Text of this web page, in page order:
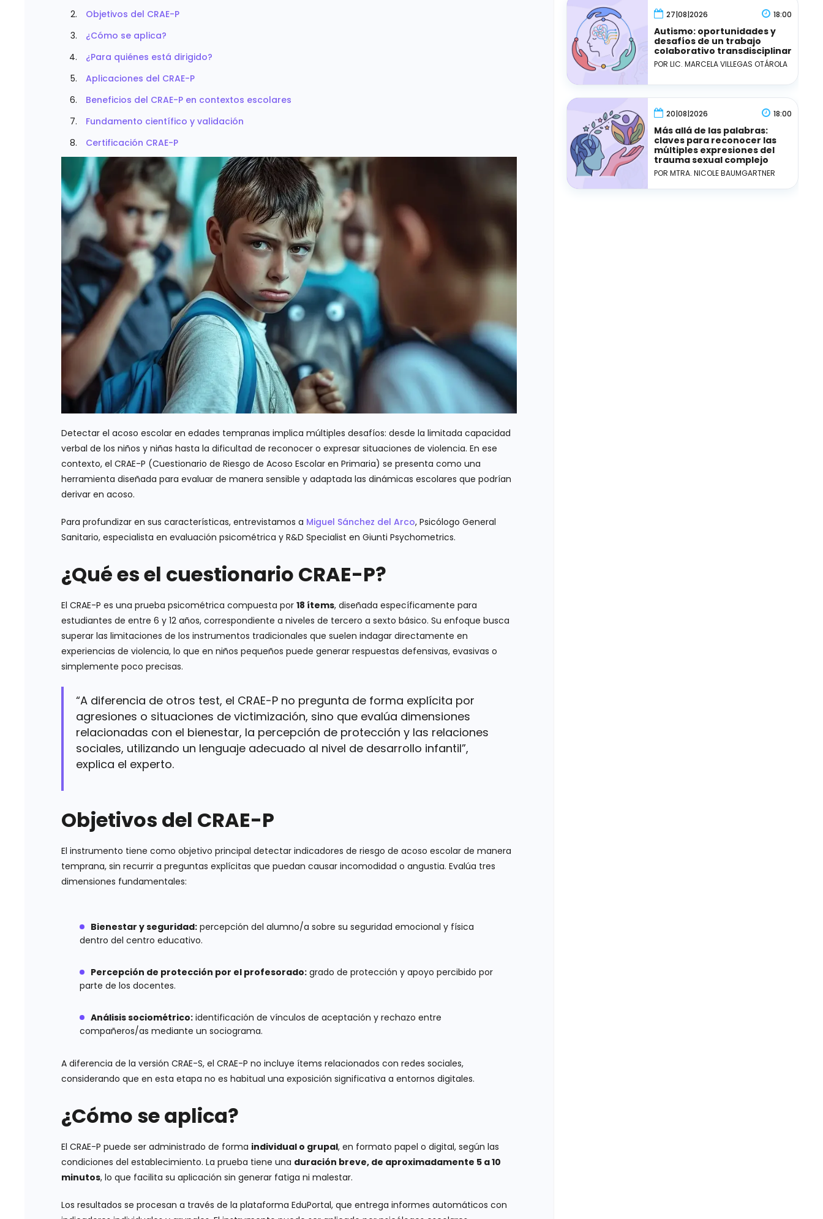
Objetivos del CRAE-P
¿Cómo se aplica?
¿Para quiénes está dirigido?
Aplicaciones del CRAE-P
Beneficios del CRAE-P en contextos escolares
Fundamento científico y validación
Certificación CRAE-P
Detectar el acoso escolar en edades tempranas implica múltiples desafíos: desde la limitada capacidad
verbal de los niños y niñas hasta la dificultad de reconocer o expresar situaciones de violencia. En ese
contexto, el CRAE-P (Cuestionario de Riesgo de Acoso Escolar en Primaria) se presenta como una
herramienta diseñada para evaluar de manera sensible y adaptada las dinámicas escolares que podrían
derivar en acoso.
Para profundizar en sus características, entrevistamos a Miguel Sánchez del Arco, Psicólogo General
Sanitario, especialista en evaluación psicométrica y R&D Specialist en Giunti Psychometrics.
¿Qué es el cuestionario CRAE-P?
El CRAE-P es una prueba psicométrica compuesta por 18 ítems, diseñada específicamente para
estudiantes de entre 6 y 12 años, correspondiente a niveles de tercero a sexto básico. Su enfoque busca
superar las limitaciones de los instrumentos tradicionales que suelen indagar directamente en
experiencias de violencia, lo que en niños pequeños puede generar respuestas defensivas, evasivas o
simplemente poco precisas.
“A diferencia de otros test, el CRAE-P no pregunta de forma explícita por
agresiones o situaciones de victimización, sino que evalúa dimensiones
relacionadas con el bienestar, la percepción de protección y las relaciones
sociales, utilizando un lenguaje adecuado al nivel de desarrollo infantil”,
explica el experto.
Objetivos del CRAE-P
El instrumento tiene como objetivo principal detectar indicadores de riesgo de acoso escolar de manera
temprana, sin recurrir a preguntas explícitas que puedan causar incomodidad o angustia. Evalúa tres
dimensiones fundamentales:
Bienestar y seguridad: percepción del alumno/a sobre su seguridad emocional y física
dentro del centro educativo.
Percepción de protección por el profesorado: grado de protección y apoyo percibido por
parte de los docentes.
Análisis sociométrico: identificación de vínculos de aceptación y rechazo entre
compañeros/as mediante un sociograma.
A diferencia de la versión CRAE-S, el CRAE-P no incluye ítems relacionados con redes sociales,
considerando que en esta etapa no es habitual una exposición significativa a entornos digitales.
¿Cómo se aplica?
El CRAE-P puede ser administrado de forma individual o grupal, en formato papel o digital, según las
condiciones del establecimiento. La prueba tiene una duración breve, de aproximadamente 5 a 10
minutos, lo que facilita su aplicación sin generar fatiga ni malestar.
Los resultados se procesan a través de la plataforma EduPortal, que entrega informes automáticos con
27|08|2026 18:00
Autismo: oportunidades y
desafíos de un trabajo
colaborativo transdisciplinar
POR LIC. MARCELA VILLEGAS OTÁROLA
20|08|2026 18:00
Más allá de las palabras:
claves para reconocer las
múltiples expresiones del
trauma sexual complejo
POR MTRA. NICOLE BAUMGARTNER